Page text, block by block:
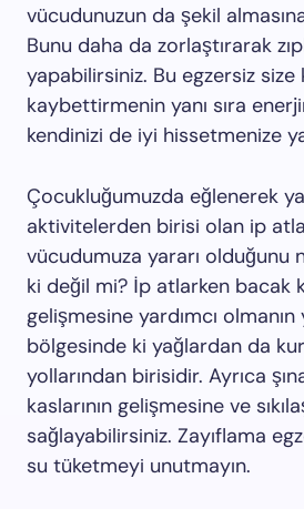
vücudunuzun da şekil
Bunu daha da zorlaştırarak
yapabilirsiniz. Bu egzersiz size
kaybettirmenin yanı sıra
kendinizi de iyi hissetmenize
Çocukluğumuzda eğlenerek
aktivitelerden birisi olan ip
vücudumuza yararı olduğunu
ki değil mi? İp atlarken bacak
gelişmesine yardımcı olmanın
bölgesinde ki yağlardan da
yollarından birisidir. Ayrıca
kaslarının gelişmesine ve
sağlayabilirsiniz. Zayıflama
su tüketmeyi unutmayın.